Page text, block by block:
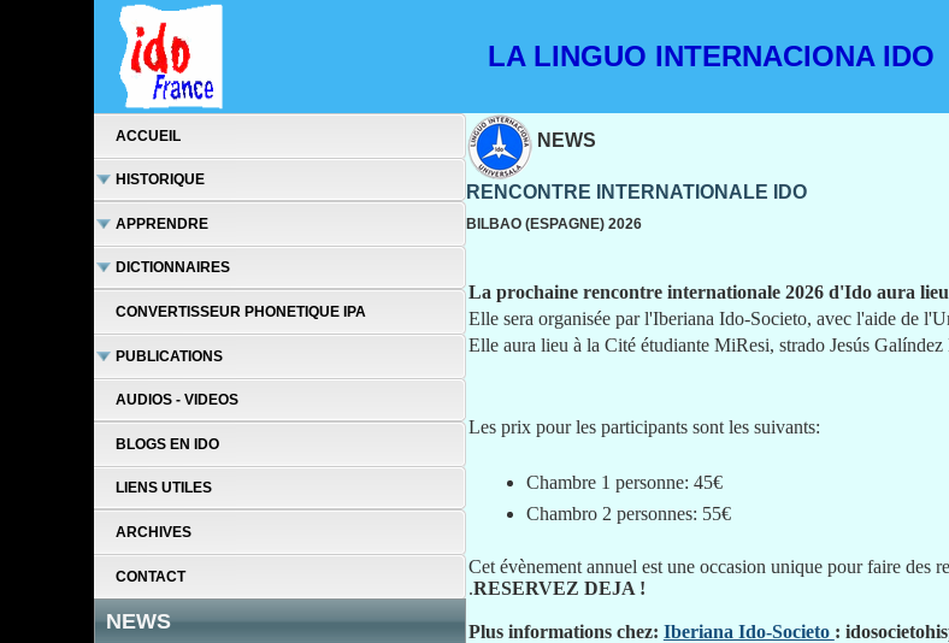
LA LINGUO INTERNACIONA IDO
ACCUEIL
HISTORIQUE
APPRENDRE
DICTIONNAIRES
CONVERTISSEUR PHONETIQUE IPA
PUBLICATIONS
AUDIOS - VIDEOS
BLOGS EN IDO
LIENS UTILES
ARCHIVES
CONTACT
NEWS
NEWS
RENCONTRE INTERNATIONALE IDO
BILBAO (ESPAGNE) 2026
La prochaine rencontre internationale 2026 d'Ido aura
Elle sera organisée par l'Iberiana Ido-Societo, avec l'aide de
Elle aura lieu à la Cité étudiante MiResi, strado Jesús
Les prix pour les participants sont les suivants:
Chambre 1 personne: 45€
Chambro 2 personnes: 55€
Cet évènement annuel est une occasion unique pour faire des
.RESERVEZ DEJA !
Plus informations chez: Iberiana Ido-Societo :